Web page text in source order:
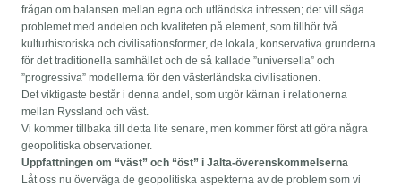
frågan om balansen mellan egna och utländska intressen; det vill säga
problemet med andelen och kvaliteten på element, som tillhör två
kulturhistoriska och civilisationsformer, de lokala, konservativa grunderna
för det traditionella samhället och de så kallade ”universella” och
”progressiva” modellerna för den västerländska civilisationen.
Det viktigaste består i denna andel, som utgör kärnan i relationerna
mellan Ryssland och väst.
Vi kommer tillbaka till detta lite senare, men kommer först att göra några
geopolitiska observationer.
Uppfattningen om “väst” och “öst” i Jalta-överenskommelserna
Låt oss nu överväga de geopolitiska aspekterna av de problem som vi